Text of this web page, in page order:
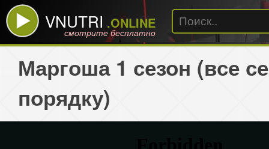
VNUTRI .ONLINE
смотрите бесплатно
Маргоша 1 сезон (все
порядку)